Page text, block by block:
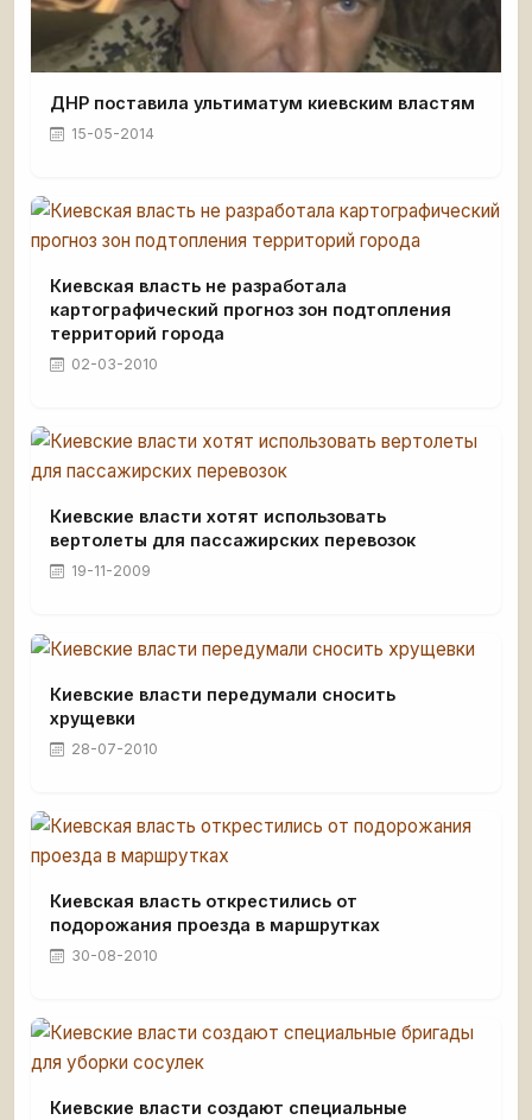
ДНР поставила ультиматум киевским властям
15-05-2014
Киевская власть не разработала
картографический прогноз зон подтопления
территорий города
02-03-2010
Киевские власти хотят использовать
вертолеты для пассажирских перевозок
19-11-2009
Киевские власти передумали сносить
хрущевки
28-07-2010
Киевская власть открестились от
подорожания проезда в маршрутках
30-08-2010
Киевские власти создают специальные